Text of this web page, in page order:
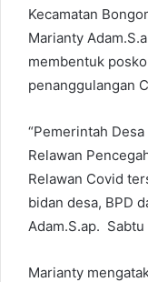
Kecamatan
Marianty
membentuk
penanggulangan
“Pemerintah
Relawan
Relawan Covid
bidan desa, BPD
Adam.S.ap.
Marianty